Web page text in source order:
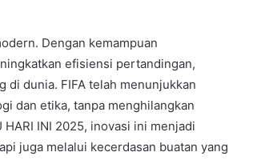
Dengan kemampuan
efisiensi pertandingan,
dunia. FIFA telah menunjukkan
dan etika, tanpa menghilangkan
HARI INI 2025, inovasi ini menjadi
juga melalui kecerdasan buatan yang